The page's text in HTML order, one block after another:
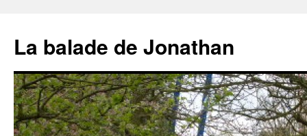
contenu
La balade de Jonathan